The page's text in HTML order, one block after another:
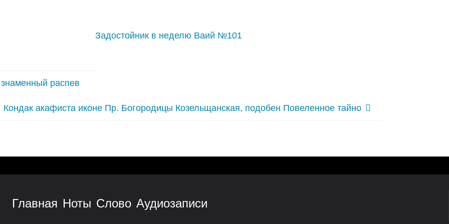
Задостойник в неделю Ваий №101
распев
Кондак акафиста иконе Пр. Богородицы Козельщанская, подобен Повеленное тайно
Главная Ноты Слово Аудиозаписи